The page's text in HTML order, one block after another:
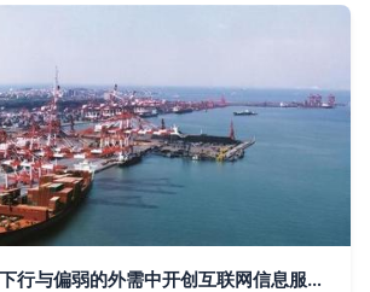
迎难而上 在经济下行与偏弱的外需中开创互联网信息服务新格局